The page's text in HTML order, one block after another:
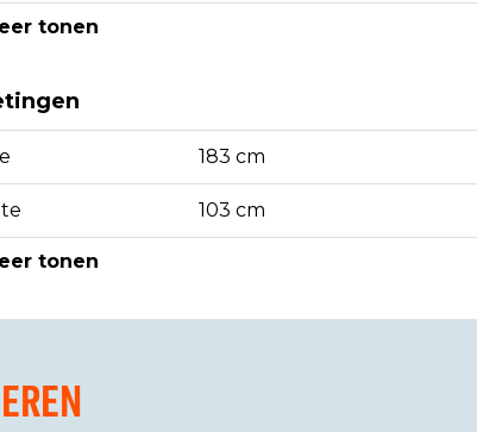
tonen
183 cm
103 cm
tonen